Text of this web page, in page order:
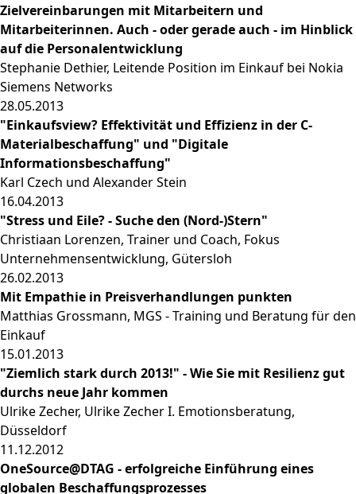
Zielvereinbarungen mit Mitarbeitern und
Mitarbeiterinnen. Auch - oder gerade auch - im Hinblick
auf die Personalentwicklung
Stephanie Dethier, Leitende Position im Einkauf bei Nokia
Siemens Networks
28.05.2013
"Einkaufsview? Effektivität und Effizienz in der C-
Materialbeschaffung" und "Digitale
Informationsbeschaffung"
Karl Czech und Alexander Stein
16.04.2013
"Stress und Eile? - Suche den (Nord-)Stern"
Christiaan Lorenzen, Trainer und Coach, Fokus
Unternehmensentwicklung, Gütersloh
26.02.2013
Mit Empathie in Preisverhandlungen punkten
Matthias Grossmann, MGS - Training und Beratung für den
Einkauf
15.01.2013
"Ziemlich stark durch 2013!" - Wie Sie mit Resilienz gut
durchs neue Jahr kommen
Ulrike Zecher, Ulrike Zecher I. Emotionsberatung,
Düsseldorf
11.12.2012
OneSource@DTAG - erfolgreiche Einführung eines
globalen Beschaffungsprozesses